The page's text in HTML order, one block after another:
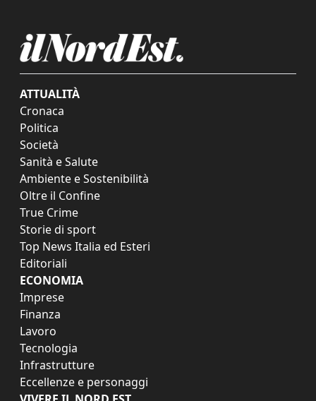
ATTUALITÀ
Cronaca
Politica
Società
Sanità e Salute
Ambiente e Sostenibilità
Oltre il Confine
True Crime
Storie di sport
Top News Italia ed Esteri
Editoriali
ECONOMIA
Imprese
Finanza
Lavoro
Tecnologia
Infrastrutture
Eccellenze e personaggi